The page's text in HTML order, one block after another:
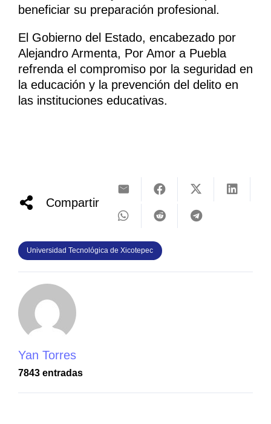
beneficiar su preparación profesional.
El Gobierno del Estado, encabezado por
Alejandro Armenta, Por Amor a Puebla
refrenda el compromiso por la seguridad en
la educación y la prevención del delito en
las instituciones educativas.
Compartir
Universidad Tecnológica de Xicotepec
Yan Torres
7843 entradas